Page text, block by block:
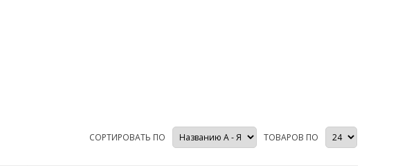
СОРТИРОВАТЬ ПО ТОВАРОВ ПО